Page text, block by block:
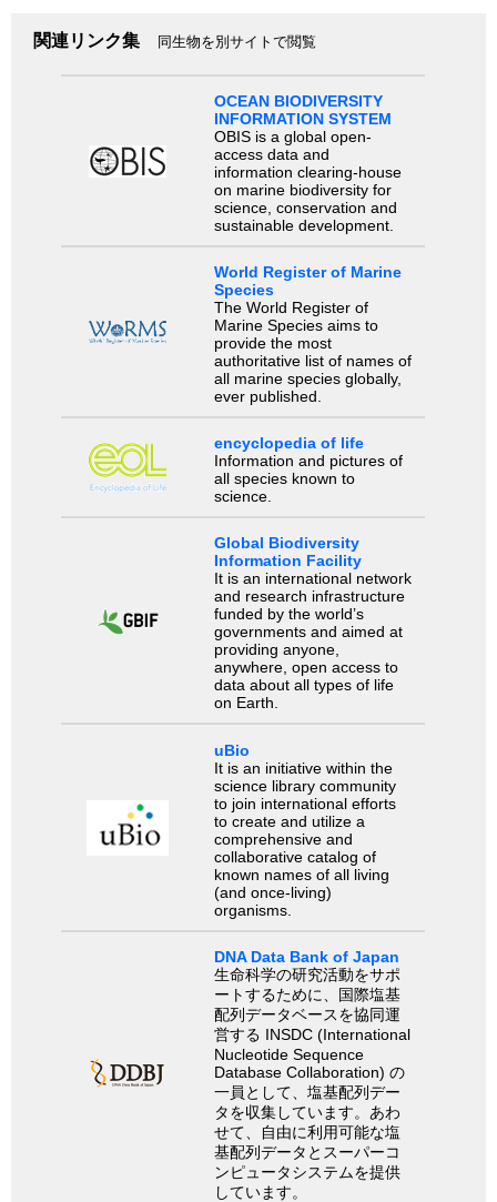
関連リンク集 同生物を別サイトで閲覧
OCEAN BIODIVERSITY
INFORMATION SYSTEM
OBIS is a global open-
access data and
information clearing-house
on marine biodiversity for
science, conservation and
sustainable development.
World Register of Marine
Species
The World Register of
Marine Species aims to
provide the most
authoritative list of names of
all marine species globally,
ever published.
encyclopedia of life
Information and pictures of
all species known to
science.
Global Biodiversity
Information Facility
It is an international network
and research infrastructure
funded by the world’s
governments and aimed at
providing anyone,
anywhere, open access to
data about all types of life
on Earth.
uBio
It is an initiative within the
science library community
to join international efforts
to create and utilize a
comprehensive and
collaborative catalog of
known names of all living
(and once-living)
organisms.
DNA Data Bank of Japan
生命科学の研究活動をサポ
ートするために、国際塩基
配列データベースを協同運
営する INSDC (International
Nucleotide Sequence
Database Collaboration) の
一員として、塩基配列デー
タを収集しています。あわ
せて、自由に利用可能な塩
基配列データとスーパーコ
ンピュータシステムを提供
しています。